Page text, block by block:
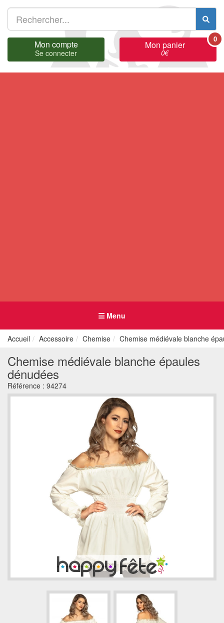
Mon compte
Se connecter
Mon panier
0€
0
Menu
Accueil Accessoire Chemise Chemise médiévale blanche
Chemise médiévale blanche épaules
dénudées
Référence : 94274